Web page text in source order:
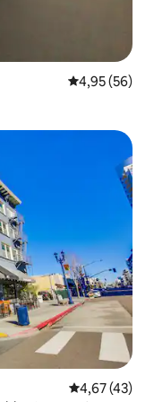
Gemiddelde
4,95 (56)
Gemiddelde
4,67 (43)